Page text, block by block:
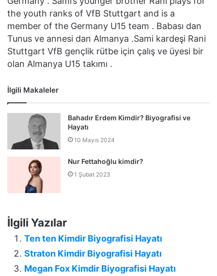
the youth ranks of VfB Stuttgart and is a
member of the Germany U15 team . Babası dan
Tunus ve annesi dan Almanya .Sami kardeşi Rani
Stuttgart VfB gençlik rütbe için çalış ve üyesi bir
olan Almanya U15 takımı .
İlgili Makaleler
Bahadır Erdem Kimdir? Biyografisi ve
Hayatı
10 Mayıs 2024
Nur Fettahoğlu kimdir?
1 Şubat 2023
İlgili Yazılar
Ten ten Kimdir Biyografisi Hayatı
Straton Kimdir Biyografisi Hayatı
Megan Fox Kimdir Biyografisi Hayatı